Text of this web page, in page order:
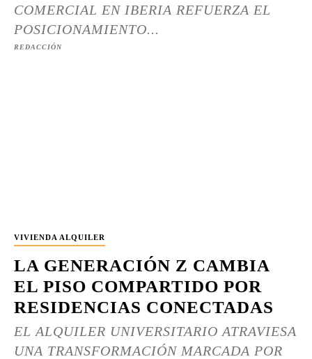
COMERCIAL EN IBERIA REFUERZA EL
POSICIONAMIENTO...
REDACCIÓN
VIVIENDA ALQUILER
LA GENERACIÓN Z CAMBIA
EL PISO COMPARTIDO POR
RESIDENCIAS CONECTADAS
EL ALQUILER UNIVERSITARIO ATRAVIESA
UNA TRANSFORMACIÓN MARCADA POR